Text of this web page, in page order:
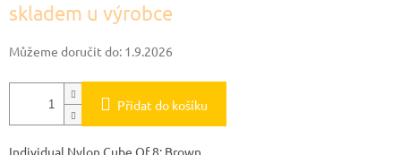
cena:
skladem u výrobce
Můžeme doručit do: 1.9.2026
Přidat do košíku
Individual Nylon Cube Of 8: Brown